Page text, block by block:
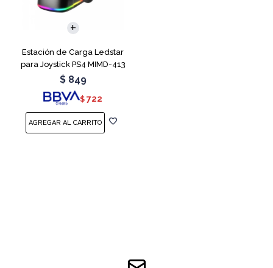
Estación de Carga Ledstar
para Joystick PS4 MIMD-413
RGB
$ 849
$ 722